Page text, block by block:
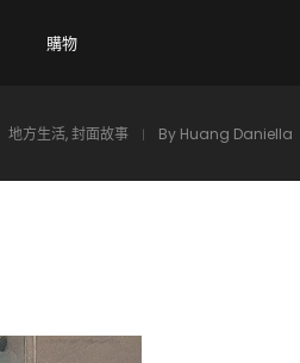
購物
地方生活,封面故事 By Huang Daniella